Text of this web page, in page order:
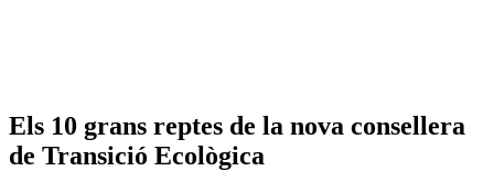
Els 10 grans reptes de la nova consellera
de Transició Ecològica